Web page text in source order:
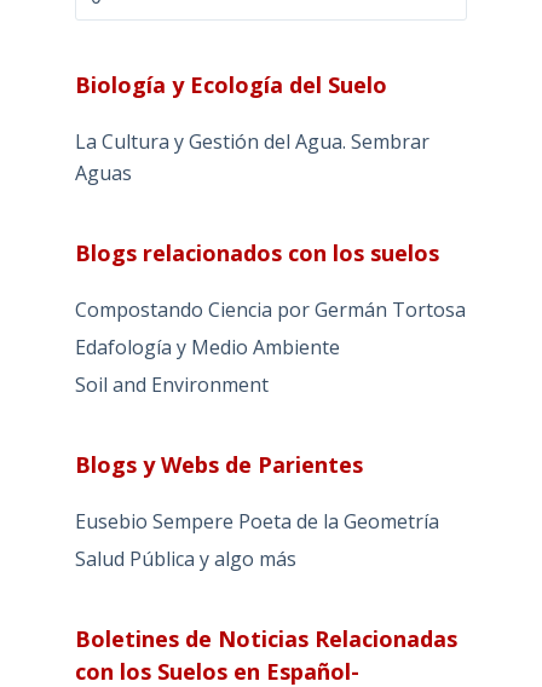
Biología y Ecología del Suelo
La Cultura y Gestión del Agua. Sembrar
Aguas
Blogs relacionados con los suelos
Compostando Ciencia por Germán Tortosa
Edafología y Medio Ambiente
Soil and Environment
Blogs y Webs de Parientes
Eusebio Sempere Poeta de la Geometría
Salud Pública y algo más
Boletines de Noticias Relacionadas
con los Suelos en Español-